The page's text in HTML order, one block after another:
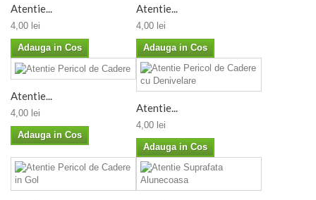
Atentie...
4,00 lei
Adauga in Cos
Atentie...
4,00 lei
Adauga in Cos
Atentie...
4,00 lei
Adauga in Cos
Atentie...
4,00 lei
Adauga in Cos